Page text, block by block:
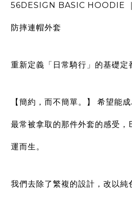
56DESIGN BASIC HOODIE
防摔連帽外套
重新定義「日常騎行」的基礎定
【簡約，而不簡單。】 希望能
最常被拿取的那件外套的感受，
運而生。
我們去除了繁複的設計，改以純